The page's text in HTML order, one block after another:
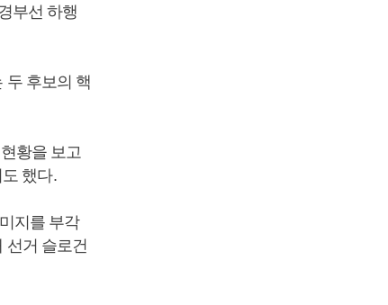
부선 하행
두 후보의 핵
황을 보고
했다.
지를 부각
선거 슬로건